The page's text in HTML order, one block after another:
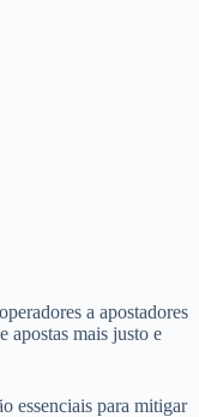
a apostadores
apostas mais justo e
essenciais para mitigar